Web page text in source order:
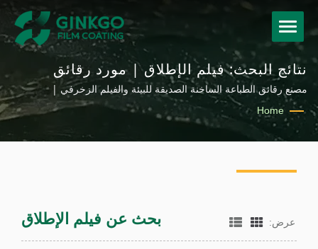
نتائج البحث: فيلم الإطلاق | مورد رقائق
الطباعة الساخنة، الفيلم الهولوجرافي والفيلم
الزخرفي | Ginkgo
مصنع رقائق الطباعة الساخنة الصديقة للبيئة والفيلم الزخرفي |
Ginkgotech
Home
بحث عن فيلم الإطلاق عرض: